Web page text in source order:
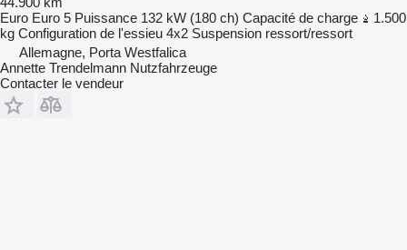
Euro Euro 5 Puissance 132 kW (180 ch) Capacité de charge
1.500
kg Configuration de l'essieu 4x2 Suspension ressort/ressort
Allemagne, Porta Westfalica
Annette Trendelmann Nutzfahrzeuge
Contacter le vendeur